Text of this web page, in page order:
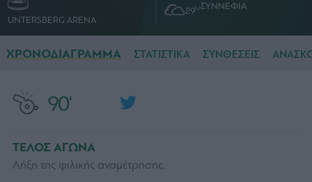
UNTERSBERG ARENA
29OΣΥΝΝΕΦΙΑ
ΧΡΟΝΟΔΙΑΓΡΑΜΜΑ ΣΤΑΤΙΣΤΙΚΑ ΣΥΝΘΕΣΕΙΣ
90'
ΤΕΛΟΣ ΑΓΩΝΑ
Λήξη της φιλικής αναμέτρησης.